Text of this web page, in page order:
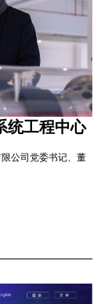
统工程中心
公司党委书记、董